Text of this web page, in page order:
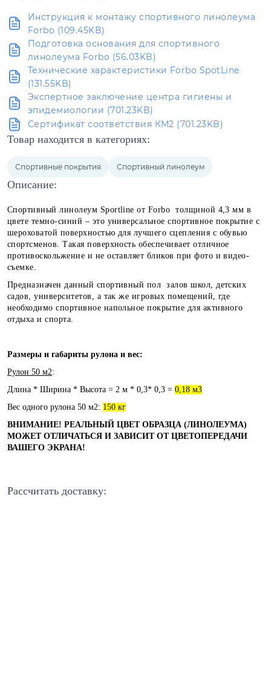
Инструкция к монтажу спортивного линолеума
Forbo (109.45KB)
Подготовка основания для спортивного
линолеума Forbo (56.03KB)
Технические характеристики Forbo SpotLine
(131.55KB)
Экспертное заключение центра гигиены и
эпидемиологии (701.23KB)
Сертификат соответствия КМ2 (701.23KB)
Товар находится в категориях:
Спортивные покрытия Спортивный линолеум
Описание:
Спортивный линолеум Sportline от Forbo толщиной 4,3 мм в
цвете темно-синий – это универсальное спортивное покрытие с
шероховатой поверхностью для лучшего сцепления с обувью
спортсменов. Такая поверхность обеспечивает отличное
противоскольжение и не оставляет бликов при фото и видео-
съемке.
Предназначен данный спортивный пол залов школ, детских
садов, университетов, а так же игровых помещений, где
необходимо спортивное напольное покрытие для активного
отдыха и спорта.
Размеры и габариты рулона и вес:
Рулон 50 м2:
Длина * Ширина * Высота = 2 м * 0,3* 0,3 = 0,18 м3
Вес одного рулона 50 м2: 150 кг
ВНИМАНИЕ! РЕАЛЬНЫЙ ЦВЕТ ОБРАЗЦА (ЛИНОЛЕУМА)
МОЖЕТ ОТЛИЧАТЬСЯ И ЗАВИСИТ ОТ ЦВЕТОПЕРЕДАЧИ
ВАШЕГО ЭКРАНА!
Рассчитать доставку: